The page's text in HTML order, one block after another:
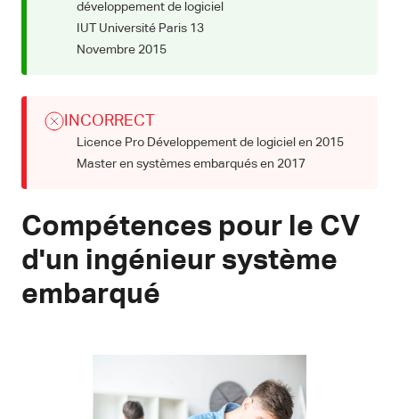
développement de logiciel
IUT Université Paris 13
Novembre 2015
INCORRECT
Licence Pro Développement de logiciel en 2015
Master en systèmes embarqués en 2017
Compétences pour le CV
d'un ingénieur système
embarqué